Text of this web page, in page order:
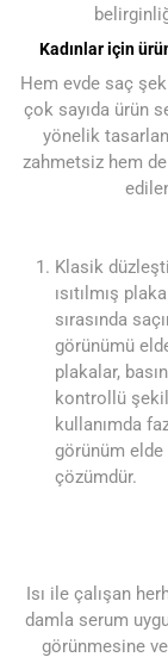
Kadınlar için
Hem evde saç
çok sayıda ürün
yönelik
zahmetsiz hem
Klasik
ısıtılmış
sırasında
görünümü
plakalar,
kontrollü
kullanımda
görünüm
çözümdür.
Isı ile çalışan
damla serum
görünmesine ve